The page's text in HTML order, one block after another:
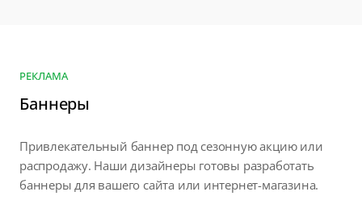
РЕКЛАМА
Баннеры
Привлекательный баннер под сезонную акцию или
распродажу. Наши дизайнеры готовы разработать
баннеры для вашего сайта или интернет-магазина.